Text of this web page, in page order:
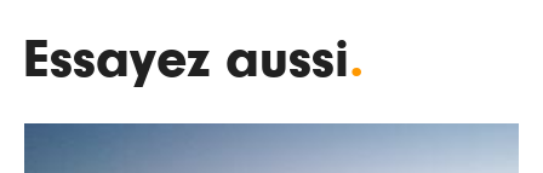
Essayez aussi.